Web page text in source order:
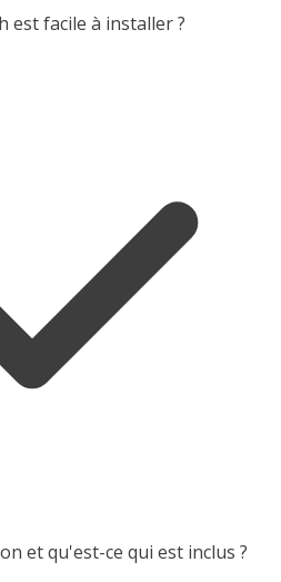
est facile à installer ?
et qu'est-ce qui est inclus ?